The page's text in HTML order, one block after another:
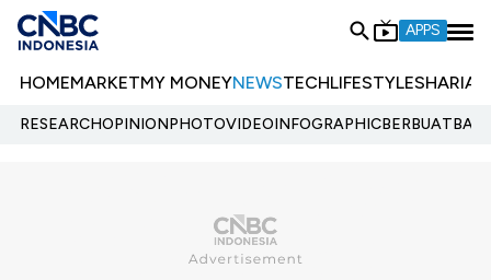
APPS
HOMEMARKETMY MONEYNEWSTECHLIFESTYLESHARIA
RESEARCHOPINIONPHOTOVIDEOINFOGRAPHIC